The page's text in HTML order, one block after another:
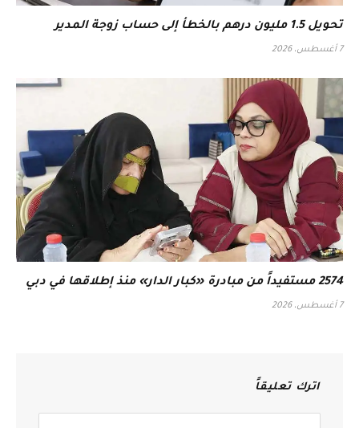
تحويل 1.5 مليون درهم بالخطأ إلى حساب زوجة المدير
7 أغسطس، 2026
2574 مستفيداً من مبادرة «كبار الدار» منذ إطلاقها في دبي
7 أغسطس، 2026
اترك تعليقاً